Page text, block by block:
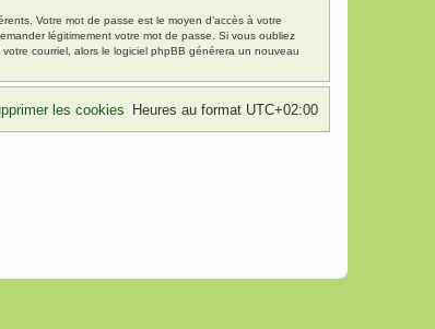
Votre mot de passe est le moyen d’accès à votre
légitimement votre mot de passe. Si vous oubliez
courriel, alors le logiciel phpBB générera un nouveau
Heures au format UTC+02:00
les cookies